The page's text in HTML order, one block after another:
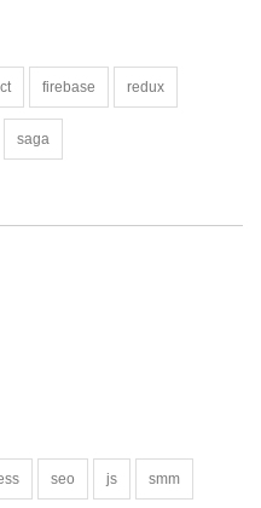
firebase redux
saga
seo js smm